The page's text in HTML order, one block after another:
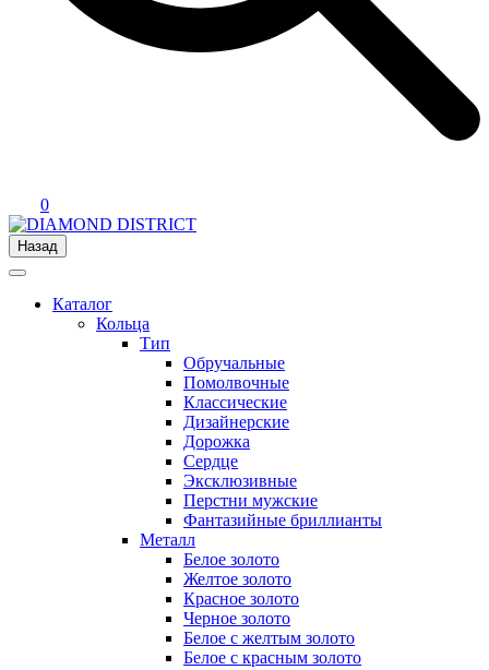
0
Назад
Каталог
Кольца
Тип
Обручальные
Помолвочные
Классические
Дизайнерские
Дорожка
Сердце
Эксклюзивные
Перстни мужские
Фантазийные бриллианты
Металл
Белое золото
Желтое золото
Красное золото
Черное золото
Белое с желтым золото
Белое с красным золото